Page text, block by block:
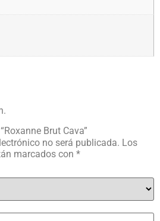
Brut Cava”
no será publicada. Los
marcados con *